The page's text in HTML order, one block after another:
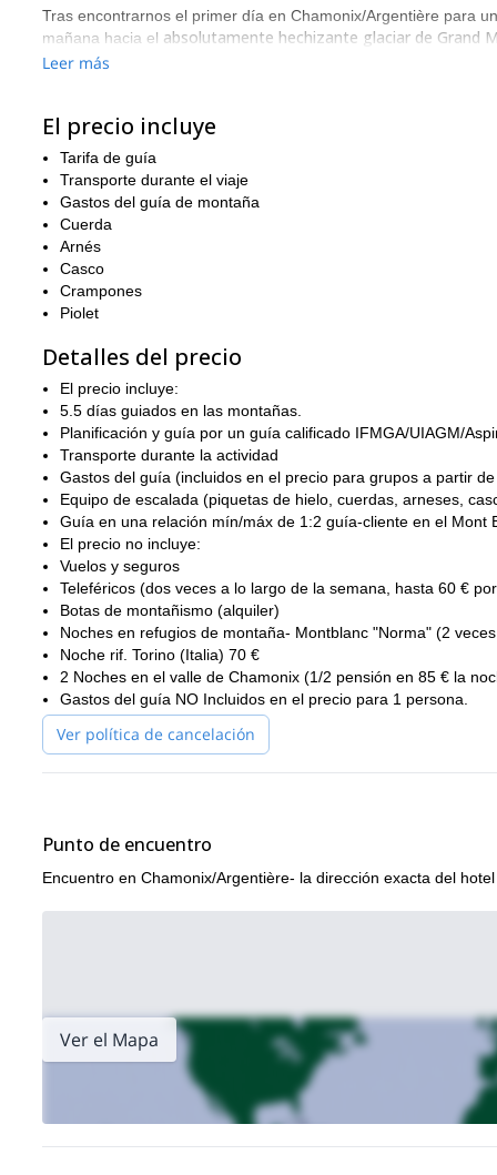
Tras encontrarnos el primer día en Chamonix/Argentière para
mañana hacia el absolutamente hechizante glaciar de Grand
nieve y hielo. Después, pasamos la noche en el refugio de
El quinto día es cuando ascendemos a la cumbre
sentirás más vivo
Tras pasar la noche en el divertido y refrescante Refugio
esperanzadamente sintiéndonos felices y satisfechos de haber
Ascender el Mont Blanc es una tradición que todo
También ofrezco un ascenso al Mont Blanc con aclimatación en
Alternativamente, prueba mi tour de esquí de montaña en el
Leer más
El precio incluye
Tarifa de guía
Transporte durante el viaje
Gastos del guía de montaña
Cuerda
Arnés
Casco
Crampones
Piolet
Detalles del precio
El precio incluye:
5.5 días guiados en las montañas.
Planificación y guía por un guía calificado IFMGA/UIAGM/
Transporte durante la actividad
Gastos del guía (incluidos en el precio para grupos a partir
Equipo de escalada (piquetas de hielo, cuerdas, arneses,
Guía en una relación mín/máx de 1:2 guía-cliente en el Mont
El precio no incluye:
Vuelos y seguros
Teleféricos (dos veces a lo largo de la semana, hasta 60 €
Botas de montañismo (alquiler)
Noches en refugios de montaña- Montblanc "Norma" (2
Noche rif. Torino (Italia) 70 €
2 Noches en el valle de Chamonix (1/2 pensión en 85 € la
Gastos del guía NO Incluidos en el precio para 1 persona.
Ver política de cancelación
Punto de encuentro
Encuentro en Chamonix/Argentière- la dirección exacta del
Ver el Mapa